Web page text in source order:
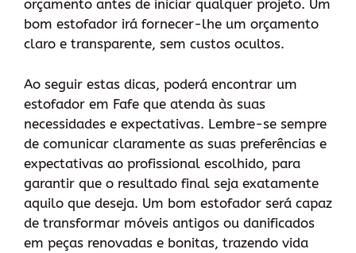
orçamento antes de iniciar qualquer projeto. Um
bom estofador irá fornecer-lhe um orçamento
claro e transparente, sem custos ocultos.
Ao seguir estas dicas, poderá encontrar um
estofador em Fafe que atenda às suas
necessidades e expectativas. Lembre-se sempre
de comunicar claramente as suas preferências e
expectativas ao profissional escolhido, para
garantir que o resultado final seja exatamente
aquilo que deseja. Um bom estofador será capaz
de transformar móveis antigos ou danificados
em peças renovadas e bonitas, trazendo vida